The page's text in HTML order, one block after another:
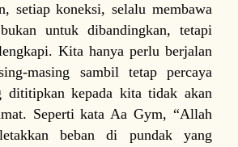
setiap koneksi, selalu membawa
untuk dibandingkan, tetapi
Kita hanya perlu berjalan
masing sambil tetap percaya
dititipkan kepada kita tidak akan
Seperti kata Aa Gym, “Allah
beban di pundak yang